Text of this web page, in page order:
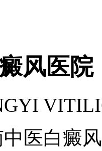
风医院
医白癜